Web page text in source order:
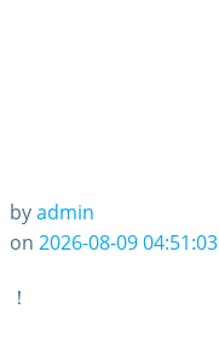
byadmin
on 2026-08-09 04:51:03
！